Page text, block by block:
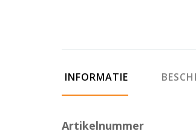
INFORMATIE
Artikelnummer